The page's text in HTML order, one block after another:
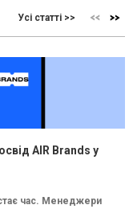
Усі статті >>
AIR Brands у
час. Менеджери